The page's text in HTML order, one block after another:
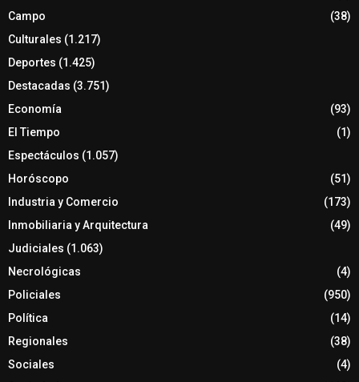
Campo
(38)
Culturales (1.217)
Deportes (1.425)
Destacadas (3.751)
Economía
(93)
El Tiempo
(1)
Espectáculos (1.057)
Horóscopo
(51)
Industria y Comercio
(173)
Inmobiliaria y Arquitectura
(49)
Judiciales (1.063)
Necrológicas
(4)
Policiales
(950)
Política
(14)
Regionales
(38)
Sociales
(4)